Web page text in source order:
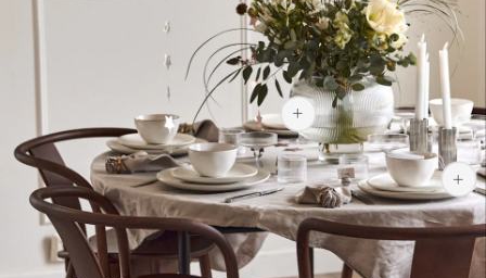
509 kr